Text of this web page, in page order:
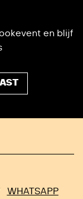
en blijf
WHATSAPP